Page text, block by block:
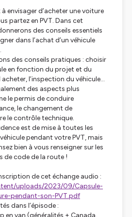
envisager d’acheter une voiture
partez en PVT. Dans cet
des conseils essentiels
dans l’achat d’un véhicule
des conseils pratiques : choisir
en fonction du projet et du
l’inspection du véhicule…
des aspects plus
le permis de conduire
le changement de
le contrôle technique.
est de mise à toutes les
pendant votre PVT, mais
bien à vous renseigner sur les
de code de la route !
de cet échange audio :
uploads/2023/09/Capsule-
pendant-son-PVT.pdf
dans l’épisode :
en van (généralités + Canada,